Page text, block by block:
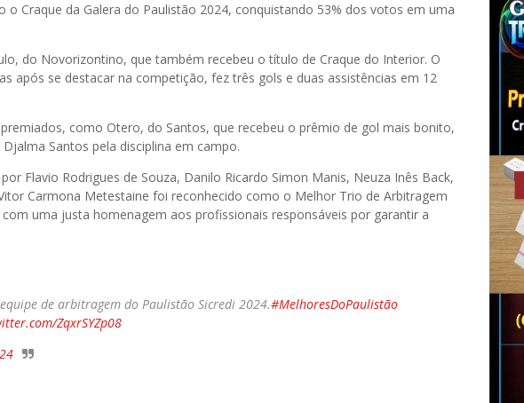
Craque da Galera do Paulistão 2024, conquistando 53% dos votos em uma
do Novorizontino, que também recebeu o título de Craque do Interior. O
após se destacar na competição, fez três gols e duas assistências em 12
como Otero, do Santos, que recebeu o prêmio de gol mais bonito,
Santos pela disciplina em campo.
Flavio Rodrigues de Souza, Danilo Ricardo Simon Manis, Neuza Inês Back,
Carmona Metestaine foi reconhecido como o Melhor Trio de Arbitragem
uma justa homenagem aos profissionais responsáveis por garantir a
de arbitragem do Paulistão Sicredi 2024.#MelhoresDoPaulistão
ZqxrSYZp08